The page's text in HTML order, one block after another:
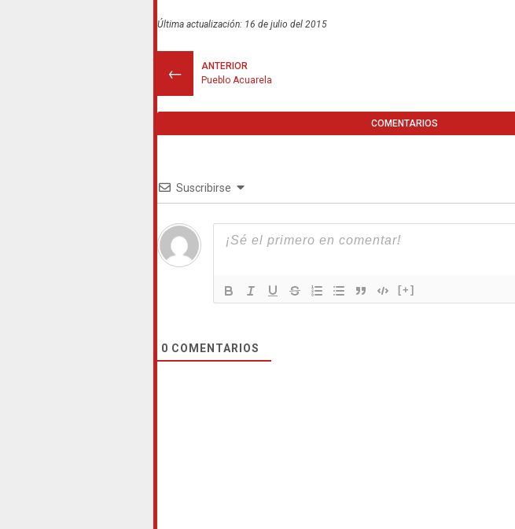
Última actualización: 16 de julio del 2015
←
ANTERIOR
Pueblo Acuarela
COMENTARIOS
Suscribirse
[+]
0 COMENTARIOS